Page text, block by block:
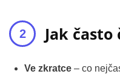
Jak
Ve zkratce – co